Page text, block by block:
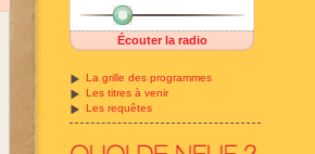
Écouter la radio
La grille des programmes
Les titres à venir
Les requêtes